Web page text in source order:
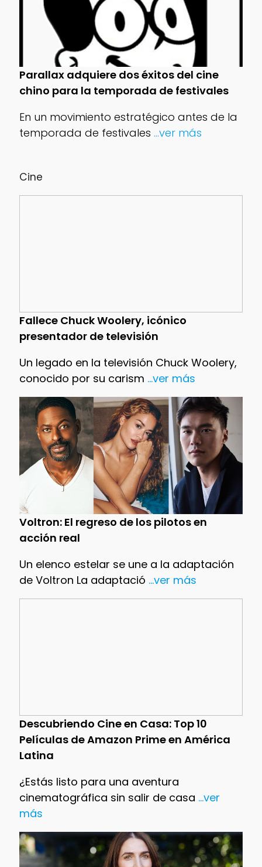
Cine
Fallece Chuck Woolery, icónico
presentador de televisión
Un legado en la televisión Chuck Woolery,
conocido por su carism ...ver más
Voltron: El regreso de los pilotos en
acción real
Un elenco estelar se une a la adaptación
de Voltron La adaptació ...ver más
Descubriendo Cine en Casa: Top 10
Películas de Amazon Prime en América
Latina
¿Estás listo para una aventura
cinematográfica sin salir de casa ...ver
más
Parallax adquiere dos éxitos del cine
chino para la temporada de festivales
En un movimiento estratégico antes de la
temporada de festivales ...ver más